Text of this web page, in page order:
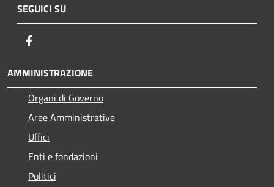
SEGUICI SU
AMMINISTRAZIONE
Organi di Governo
Aree Amministrative
Uffici
Enti e fondazioni
Politici